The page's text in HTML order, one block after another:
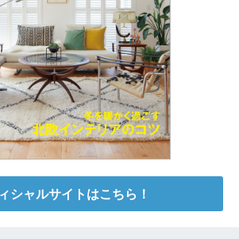
シャルサイトはこちら！